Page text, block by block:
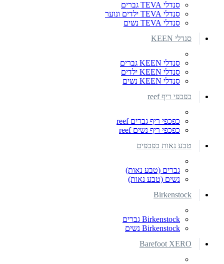
סנדלי TEVA גברים
סנדלי TEVA ילדים ונוער
סנדלי TEVA נשים
סנדלי KEEN
סנדלי KEEN גברים
סנדלי KEEN ילדים
סנדלי KEEN נשים
כפכפי ריף reef
כפכפי ריף גברים reef
כפכפי ריף נשים reef
טבע נאות כפכפים
גברים (טבע נאות)
נשים (טבע נאות)
Birkenstock
Birkenstock גברים
Birkenstock נשים
Barefoot XERO